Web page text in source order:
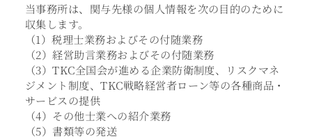
当事務所は、関与先様の個人情報を次の目的のために
収集します。
（1）税理士業務およびその付随業務
（2）経営助言業務およびその付随業務
（3）TKC全国会が進める企業防衛制度、リスクマネ
ジメント制度、TKC戦略経営者ローン等の各種商品・
サービスの提供
（4）その他士業への紹介業務
（5）書類等の発送